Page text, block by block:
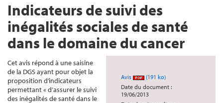
Indicateurs de suivi des
inégalités sociales de santé
dans le domaine du cancer
Avis
(191 ko)
Date du document :
19/06/2013
Cet avis répond à une saisine
de la DGS ayant pour objet la
proposition d’indicateurs
permettant « d’assurer le suivi
des inégalités de santé dans le